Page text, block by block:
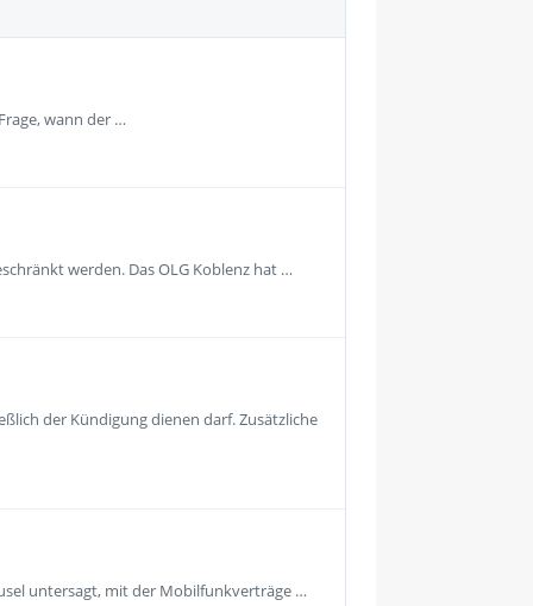
wann der …
werden. Das OLG Koblenz hat …
der Kündigung dienen darf. Zusätzliche
untersagt, mit der Mobilfunkverträge …